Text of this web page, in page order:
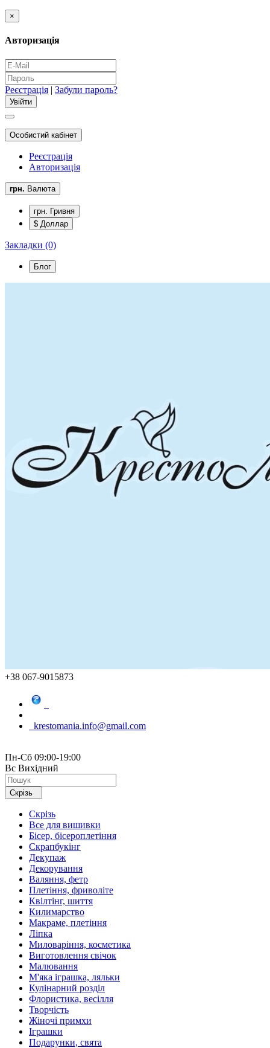
×
Авторизація
Реєстрація | Забули пароль?
Особистий кабінет
Реєстрація
Авторизація
грн. Валюта
грн. Гривня
$ Доллар
Закладки (0)
Блог
+38 067-9015873
krestomania.info@gmail.com
Пн-Сб 09:00-19:00
Вс Вихідний
Скрізь
Скрізь
Все для вишивки
Бісер, бісероплетіння
Скрапбукінг
Декупаж
Декорування
Валяння, фетр
Плетіння, фриволіте
Квілтінг, шиття
Килимарство
Макраме, плетіння
Ліпка
Миловаріння, косметика
Виготовлення свічок
Малювання
М'яка іграшка, ляльки
Кулінарний розділ
Флористика, весілля
Творчість
Жіночі примхи
Іграшки
Подарунки, свята